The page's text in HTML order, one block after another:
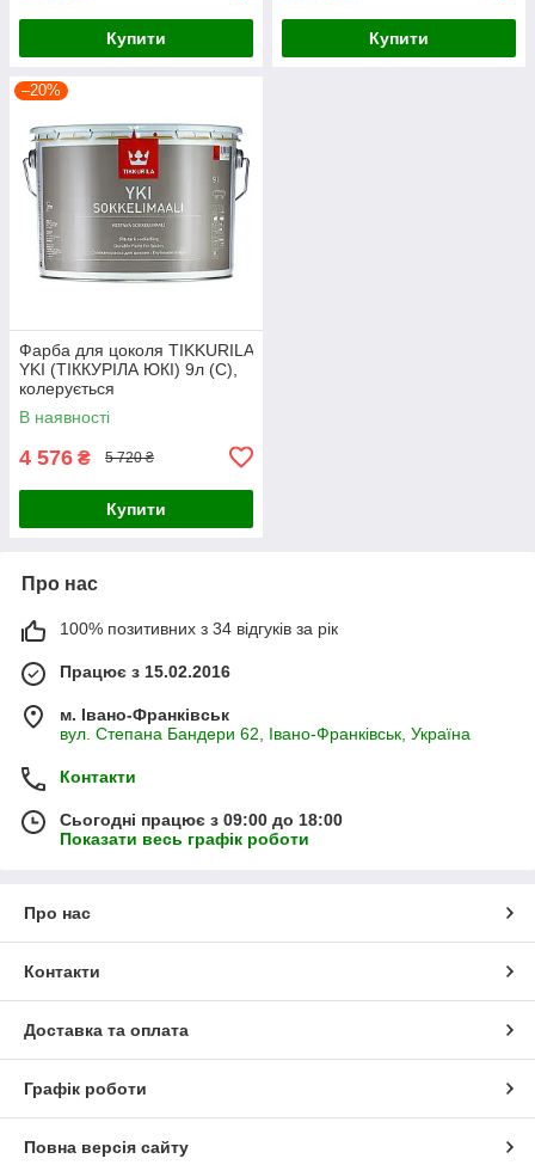
Купити Купити
–20%
Фарба для цоколя TIKKURILA
YKI (ТІККУРІЛА ЮКІ) 9л (С),
колерується
В наявності
4 576 ₴ 5 720 ₴
Купити
Про нас
100% позитивних з 34 відгуків за рік
Працює з 15.02.2016
м. Івано-Франківськ
вул. Степана Бандери 62, Івано-Франківськ, Україна
Контакти
Сьогодні працює з 09:00 до 18:00
Показати весь графік роботи
Про нас
Контакти
Доставка та оплата
Графік роботи
Повна версія сайту